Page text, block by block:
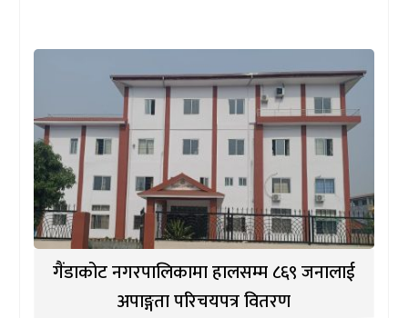
गैंडाकोट नगरपालिकामा हालसम्म ८६९ जनालाई
अपाङ्गता परिचयपत्र वितरण